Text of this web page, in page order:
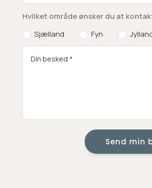
Hvilket område ønsker du at
Sjælland
Fyn
Send min